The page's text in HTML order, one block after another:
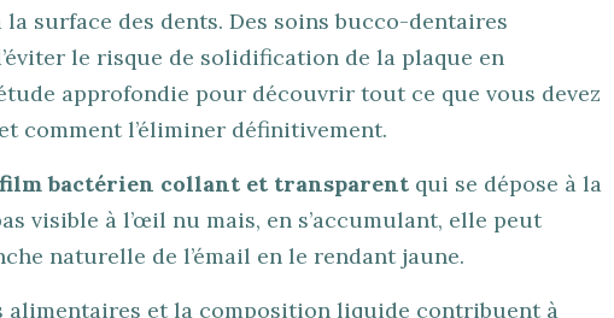
surface des dents. Des soins bucco-dentaires
le risque de solidification de la plaque en
approfondie pour découvrir tout ce que vous devez
comment l’éliminer définitivement.
bactérien collant et transparent qui se dépose à la
visible à l’œil nu mais, en s’accumulant, elle peut
naturelle de l’émail en le rendant jaune.
alimentaires et la composition liquide contribuent à